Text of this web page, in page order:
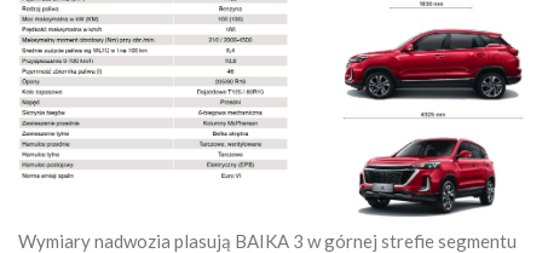
Wymiary nadwozia plasują BAIKA 3 w górnej strefie segmentu